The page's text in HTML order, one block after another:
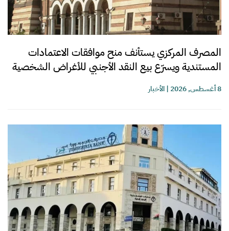
المصرف المركزي يستأنف منح موافقات الاعتمادات
المستندية ويسرّع بيع النقد الأجنبي للأغراض الشخصية
8 أغسطس, 2026 |الأخبار